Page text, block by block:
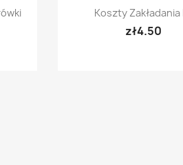
Quick view
Koszty Zakładania
zł4.50